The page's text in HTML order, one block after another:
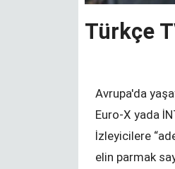
Türkçe
Avrupa'da
Euro-X yada
İzleyicilere
elin parmak
KENAN